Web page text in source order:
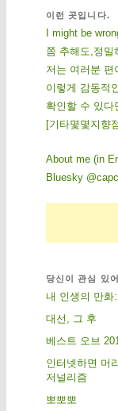
이런 곳입니다.
I might be
쫌 추해도,정밀
저는 여러분 편
이렇게 감동적
확인할 수 있다
[기 타몇 몇 지 향
About me (in
Bluesky
당신이 관심 있
내 인생의 만화
대선, 그 후
베스트 오브
인터넷하면 머
저널리즘
뽀뽀뽀